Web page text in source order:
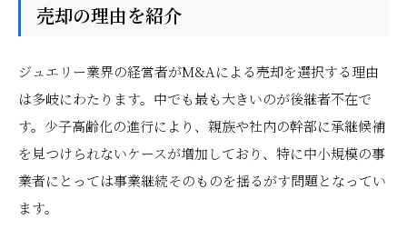
売却の理由を紹介
ジュエリー業界の経営者がM&Aによる売却を選択する理由
は多岐にわたります。中でも最も大きいのが後継者不在で
す。少子高齢化の進行により、親族や社内の幹部に承継候補
を見つけられないケースが増加しており、特に中小規模の事
業者にとっては事業継続そのものを揺るがす問題となってい
ます。